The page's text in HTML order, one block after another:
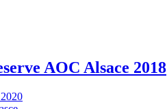
AOC Alsace 2018